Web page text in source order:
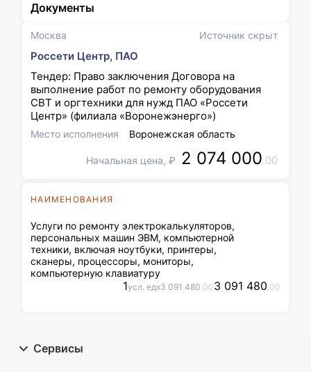
Москва Источник скрыт
Россети Центр, ПАО
Тендер: Право заключения Договора на
выполнение работ по ремонту оборудования
СВТ и оргтехники для нужд ПАО «Россети
Центр» (филиала «Воронежэнерго»)
Место исполнения Воронежская область
Начальная цена, ₽ 2 074 000.00
НАИМЕНОВАНИЯ
Услуги по ремонту электрокалькуляторов,
персональных машин ЭВМ, компьютерной
техники, включая ноутбуки, принтеры,
сканеры, процессоры, мониторы,
компьютерную клавиатуру
1усл. едx3 091 480.003 091 480.00
Документы
Сервисы